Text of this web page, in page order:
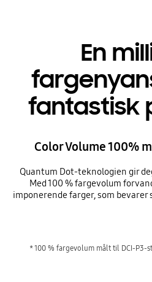
En
fantastisk
Color Volume 100%
Quantum Dot-teknologien gir
Med 100 % fargevolum
imponerende farger, som
* 100 % fargevolum målt til DCI-P3-